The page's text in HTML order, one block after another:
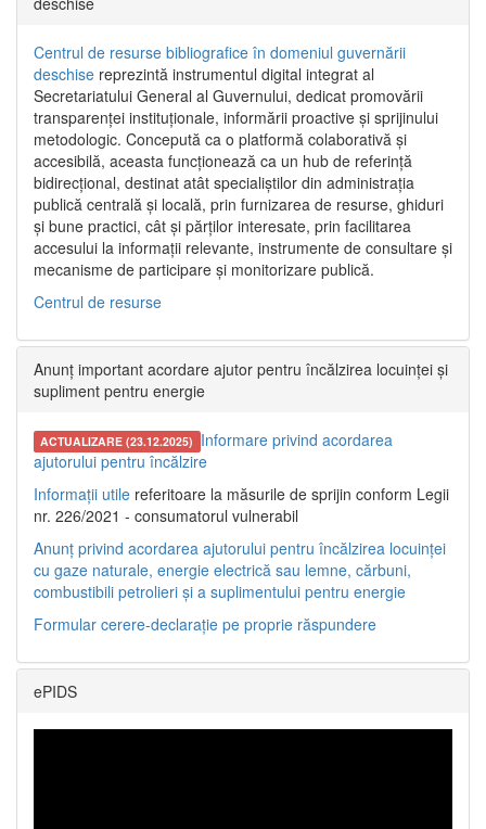
Centrul de resurse bibliografice în domeniul guvernării
deschise reprezintă instrumentul digital integrat al
Secretariatului General al Guvernului, dedicat promovării
transparenței instituționale, informării proactive și sprijinului
metodologic. Concepută ca o platformă colaborativă și
accesibilă, aceasta funcționează ca un hub de referință
bidirecțional, destinat atât specialiștilor din administrația
publică centrală și locală, prin furnizarea de resurse, ghiduri
și bune practici, cât și părților interesate, prin facilitarea
accesului la informații relevante, instrumente de consultare și
mecanisme de participare și monitorizare publică.
Centrul de resurse
Anunț important acordare ajutor pentru încălzirea locuinței și
supliment pentru energie
ACTUALIZARE (23.12.2025) Informare privind acordarea
ajutorului pentru încălzire
Informații utile referitoare la măsurile de sprijin conform Legii
nr. 226/2021 - consumatorul vulnerabil
Anunț privind acordarea ajutorului pentru încălzirea locuinței
cu gaze naturale, energie electrică sau lemne, cărbuni,
combustibili petrolieri și a suplimentului pentru energie
Formular cerere-declarație pe proprie răspundere
ePIDS